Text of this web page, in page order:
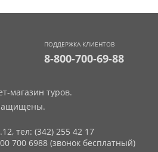
ПОДДЕРЖКА КЛИЕНТОВ
8-800-700-69-88
магазин туров.
тел: (342) 255 42 17
700 6988 (звонок бесплатный)